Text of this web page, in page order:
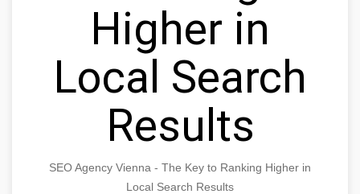
Higher in
Local Search
Results
SEO Agency Vienna - The Key to Ranking Higher in
Local Search Results